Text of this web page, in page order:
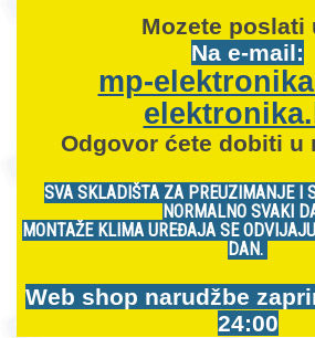
Mozete poslati
Na e-mail:
mp-
Odgovor ćete dobiti u
SVA SKLADIŠTA ZA PREUZIMANJE I
NORMALNO SVAKI
MONTAŽE KLIMA UREĐAJA SE
DAN.
Web shop narudžbe
24:00